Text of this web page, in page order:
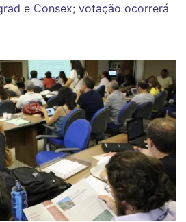
e Consex; votação ocorrerá